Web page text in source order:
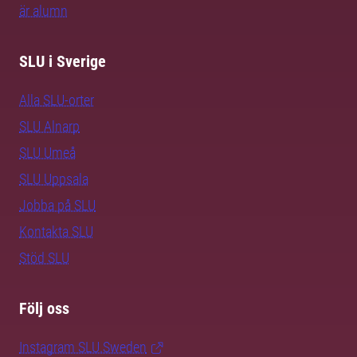
är alumn
SLU i Sverige
Alla SLU-orter
SLU Alnarp
SLU Umeå
SLU Uppsala
Jobba på SLU
Kontakta SLU
Stöd SLU
Följ oss
Instagram SLU.Sweden